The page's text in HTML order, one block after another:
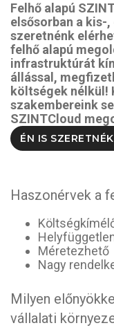
Felhő alapú
elsősorban a kis-
szeretnénk
felhő alapú
infrastruktúrát
állással,
költségek nélkül!
szakembereink
SZINTCloud
ÉN IS
Haszonérvek a
Méretezhető
Nagy
Milyen
vállalati